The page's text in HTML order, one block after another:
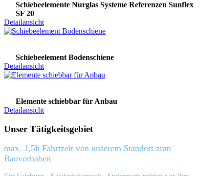
Schiebeelemente Nurglas Systeme Referenzen Sunflex
SF 20
Detailansicht
Schiebeelement Bodenschiene
Detailansicht
Elemente schiebbar für Anbau
Detailansicht
Unser Tätigkeitsgebiet
max. 1,5h Fahrtzeit von unserem Standort zum
Bauvorhaben